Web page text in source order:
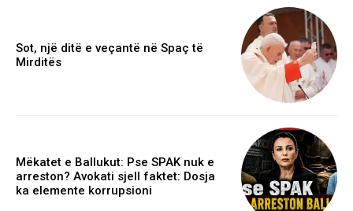
Sot, një ditë e veçantë në Spaç të
Mirditës
Mëkatet e Ballukut: Pse SPAK nuk e
arreston? Avokati sjell faktet: Dosja
ka elemente korrupsioni